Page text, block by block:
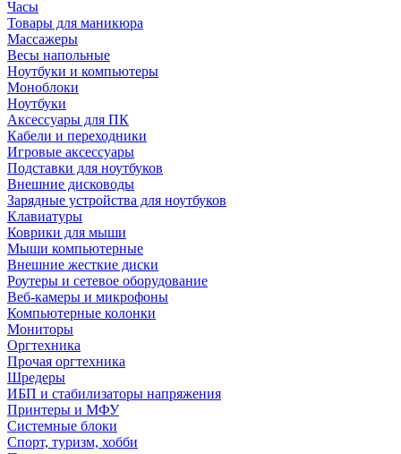
Часы
Товары для маникюра
Массажеры
Весы напольные
Ноутбуки и компьютеры
Моноблоки
Ноутбуки
Аксессуары для ПК
Кабели и переходники
Игровые аксессуары
Подставки для ноутбуков
Внешние дисководы
Зарядные устройства для ноутбуков
Клавиатуры
Коврики для мыши
Мыши компьютерные
Внешние жесткие диски
Роутеры и сетевое оборудование
Веб-камеры и микрофоны
Компьютерные колонки
Мониторы
Оргтехника
Прочая оргтехника
Шредеры
ИБП и стабилизаторы напряжения
Принтеры и МФУ
Системные блоки
Спорт, туризм, хобби